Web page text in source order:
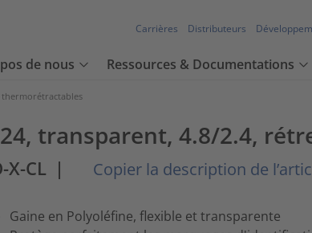
Carrières Distributeurs
de nous Ressources & Documentations
thermorétractables
transparent, 4.8/2.4,
X-CL | Copier la description de
Gaine en Polyoléfine, flexible et transparente